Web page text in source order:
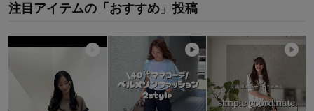
注目アイテムの「おすすめ」投稿